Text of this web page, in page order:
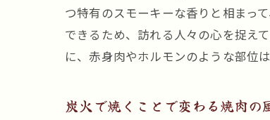
つ特有のスモーキーな香りと相まっ
できるため、訪れる人々の心を捉え
に、赤身肉やホルモンのような部位
炭火で焼くことで変わる焼肉の